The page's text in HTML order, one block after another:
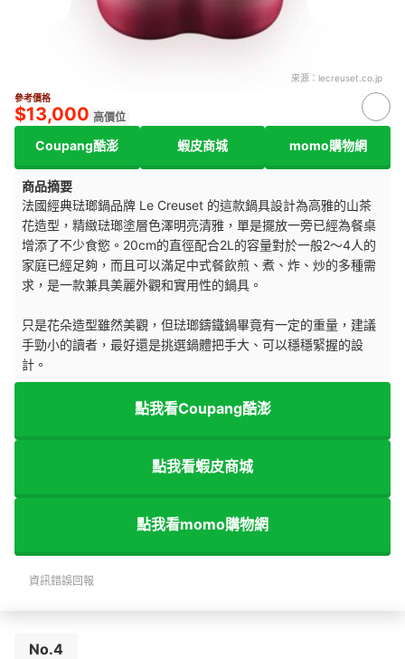
來源： lecreuset.co.jp
參考價格
$13,000 高價位
Coupang酷澎 蝦皮商城 momo購物網
商品摘要
法國經典琺瑯鍋品牌 Le Creuset 的這款鍋具設計為高雅的山茶
花造型，精緻琺瑯塗層色澤明亮清雅，單是擺放一旁已經為餐桌
增添了不少食慾。20cm的直徑配合2L的容量對於一般2～4人的
家庭已經足夠，而且可以滿足中式餐飲煎、煮、炸、炒的多種需
求，是一款兼具美麗外觀和實用性的鍋具。
只是花朵造型雖然美觀，但琺瑯鑄鐵鍋畢竟有一定的重量，建議
手勁小的讀者，最好還是挑選鍋體把手大、可以穩穩緊握的設
計。
點我看Coupang酷澎
點我看蝦皮商城
點我看momo購物網
資訊錯誤回報
No.4